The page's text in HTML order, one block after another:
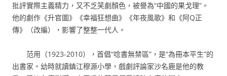
批評實際主義精力，又不乏笑劇顏色，被譽為“中國的果戈理”。
他的劇作《升官圖》《幸福狂想曲》《年夜風歌》和《阿Q正
傳》（改編），影響了整整一代人。
范用（1923-2010），首倡“唸書無禁區”，是“為冊本平生”的
出書家。幼時就讀鎮江穆源小學，戲劇評論家沙名鹿是他的教